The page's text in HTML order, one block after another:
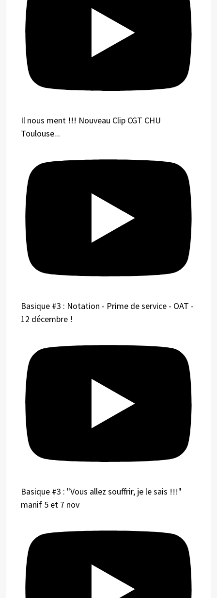
Il nous ment !!! Nouveau Clip CGT CHU
Toulouse...
Basique #3 : Notation - Prime de service - OAT -
12 décembre !
Basique #3 : "Vous allez souffrir, je le sais !!!"
manif 5 et 7 nov